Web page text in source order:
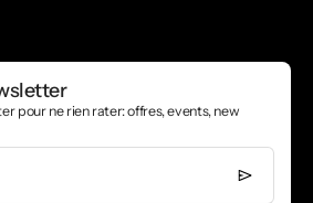
pour ne rien rater: offres, events, new